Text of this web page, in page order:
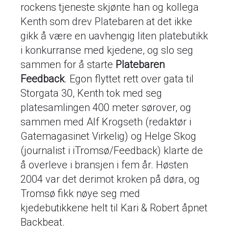
rockens tjeneste skjønte han og kollega
Kenth som drev Platebaren at det ikke
gikk å være en uavhengig liten platebutikk
i konkurranse med kjedene, og slo seg
sammen for å starte Platebaren
Feedback. Egon flyttet rett over gata til
Storgata 30, Kenth tok med seg
platesamlingen 400 meter sørover, og
sammen med Alf Krogseth (redaktør i
Gatemagasinet Virkelig) og Helge Skog
(journalist i iTromsø/Feedback) klarte de
å overleve i bransjen i fem år. Høsten
2004 var det derimot kroken på døra, og
Tromsø fikk nøye seg med
kjedebutikkene helt til Kari & Robert åpnet
Backbeat.